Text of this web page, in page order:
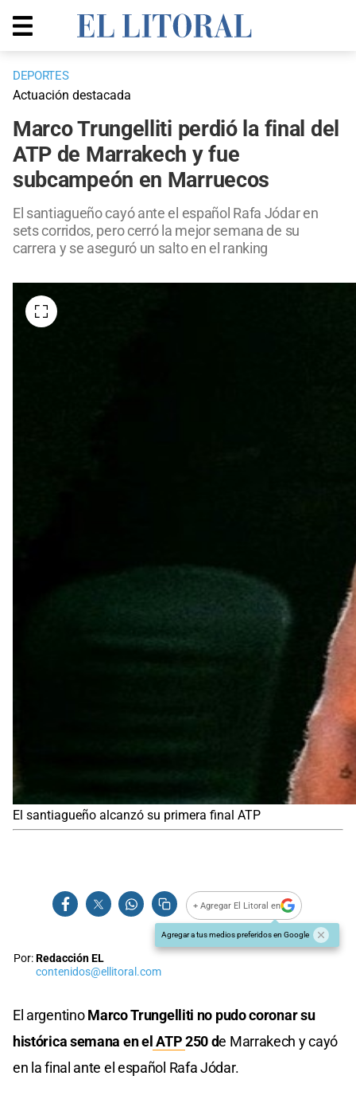
DEPORTES
Actuación destacada
Marco Trungelliti perdió la final del
ATP de Marrakech y fue
subcampeón en Marruecos
El santiagueño cayó ante el español Rafa Jódar en
sets corridos, pero cerró la mejor semana de su
carrera y se aseguró un salto en el ranking
El santiagueño alcanzó su primera final ATP
+ Agregar El Litoral en
Agregar a tus medios preferidos en Google
Por:Redacción EL
contenidos@ellitoral.com
El argentinoMarco Trungelliti no pudo coronar su
histórica semana en el ATP250 de Marrakech y cayó
en la final ante el español Rafa Jódar.